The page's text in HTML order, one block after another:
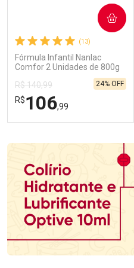
(13)
Fórmula Infantil Nanlac
Comfor 2 Unidades de 800g
R$ 140,99
R$106,99
24% OFF
COMPRAR